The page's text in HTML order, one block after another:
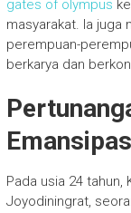
gates of olympus
masyarakat. Ia juga
perempuan-
berkarya dan
Pada usia 24 tahun,
Joyodiningrat,